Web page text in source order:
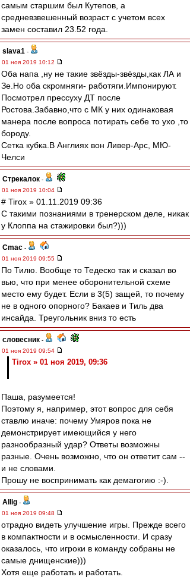
самым старшим был Кутепов, а
средневзвешенный возраст с учетом всех
замен составил 23.52 года.
slava1 -
01 ноя 2019 10:12
Оба напа ,ну не такие звёзды-звёзды,как ЛА и
Зе.Но оба скромняги- работяги.Импонируют.
Посмотрел прессуху ДТ после
Ростова.Забавно,что с МК у них одинаковая
манера после вопроса потирать себе то ухо ,то
бороду.
Сетка кубка.В Англиях вон Ливер-Арс, МЮ-
Челси
Стрекалок -
01 ноя 2019 10:04
# Tirox » 01.11.2019 09:36
С такими познаниями в тренерском деле, никак
у Клоппа на стажировки был?)))
Cmac -
01 ноя 2019 09:55
По Тилю. Вообще то Тедеско так и сказал во
вью, что при менее оборонительной схеме
место ему будет. Если в 3(5) защей, то почему
не в одного опорного? Бакаев и Тиль два
инсайда. Треугольник вниз то есть
словесник -
01 ноя 2019 09:54
Tirox » 01 ноя 2019, 09:36
Паша, разумеется!
Поэтому я, например, этот вопрос для себя
ставлю иначе: почему Умяров пока не
демонстрирует имеющийся у него
разнообразный удар? Ответы возможны
разные. Очень возможно, что он ответит сам --
и не словами.
Прошу не воспринимать как демагогию :-).
Allig -
01 ноя 2019 09:48
отрадно видеть улучшение игры. Прежде всего
в компактности и в осмысленности. И сразу
оказалось, что игроки в команду собраны не
самые днищенские)))
Хотя еще работать и работать.